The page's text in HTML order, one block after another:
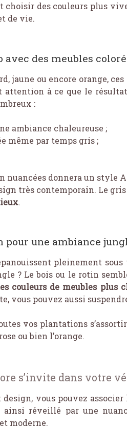
choisir des couleurs plus
de vie.
avec des meubles
jaune ou encore orange,
attention à ce que le
:
ambiance chaleureuse ;
même par temps gris ;
nuancées donnera un style
très contemporain. Le
.
pour une ambiance
pleinement
? Le bois ou le rotin
couleurs de meubles plus
vous pouvez aussi
vos plantations
ou bien l’orange.
s’invite dans votre
vous pouvez
ainsi réveillé par une
moderne.